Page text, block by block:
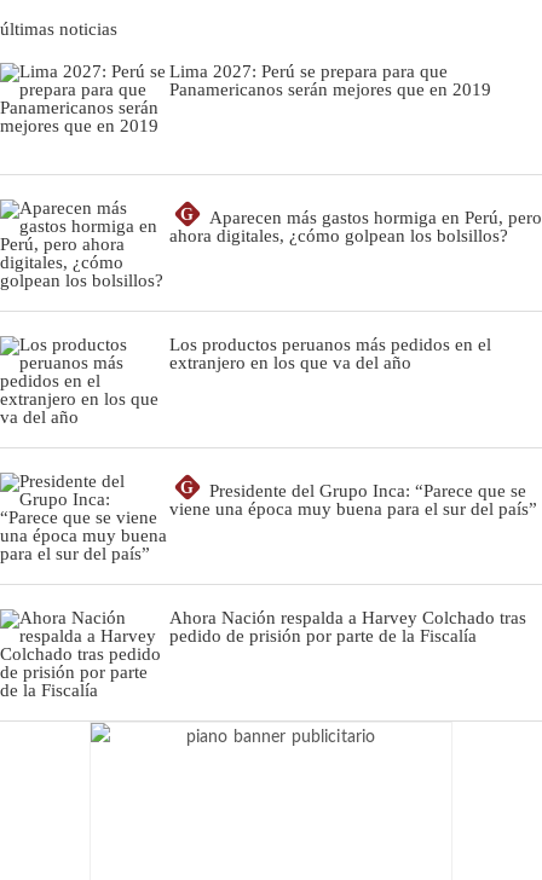
últimas noticias
Lima 2027: Perú se prepara para que
Panamericanos serán mejores que en 2019
G
Aparecen más gastos hormiga en Perú, pero
ahora digitales, ¿cómo golpean los bolsillos?
Los productos peruanos más pedidos en el
extranjero en los que va del año
G
Presidente del Grupo Inca: “Parece que se
viene una época muy buena para el sur del país”
Ahora Nación respalda a Harvey Colchado tras
pedido de prisión por parte de la Fiscalía